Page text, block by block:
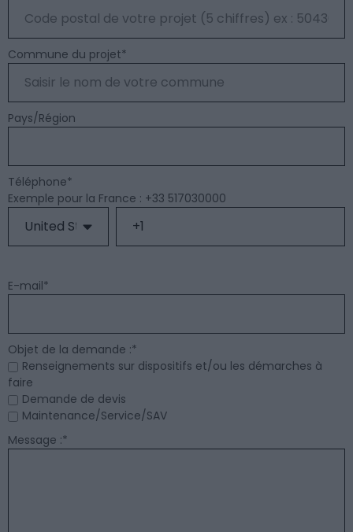
Commune du projet*
Pays/Région
Téléphone*
Exemple pour la France : +33 517030000
E-mail*
Objet de la demande :*
Renseignements sur dispositifs et/ou les démarches à
faire
Demande de devis
Maintenance/Service/SAV
Message :*